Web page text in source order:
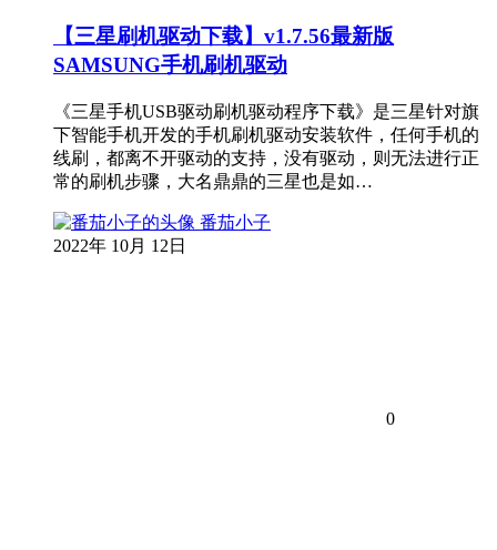
【三星刷机驱动下载】v1.7.56最新版
SAMSUNG手机刷机驱动
《三星手机USB驱动刷机驱动程序下载》是三星针对旗
下智能手机开发的手机刷机驱动安装软件，任何手机的
线刷，都离不开驱动的支持，没有驱动，则无法进行正
常的刷机步骤，大名鼎鼎的三星也是如…
番茄小子
2022年 10月 12日
0